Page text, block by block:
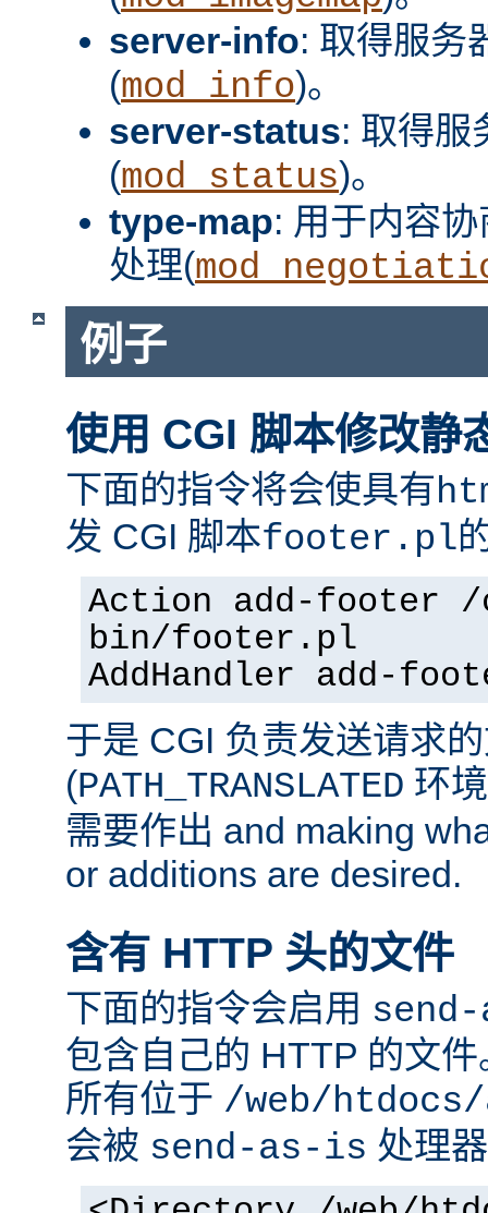
server-info: 取得服务
(mod_info)。
server-status: 取得服
(mod_status)。
type-map: 用于内容
处理(
例子
使用 CGI 脚本修改静
下面的指令将会使具有
发 CGI 脚本footer.pl
Action add-footer
bin/footer.pl
AddHandler add-
于是 CGI 负责发送请求
(PATH_TRANSLATED 环
需要作出 and making
or additions are desired.
含有 HTTP 头的文件
下面的指令会启用
包含自己的 HTTP 的文
所有位于 /web/
会被 send-as-is 处理